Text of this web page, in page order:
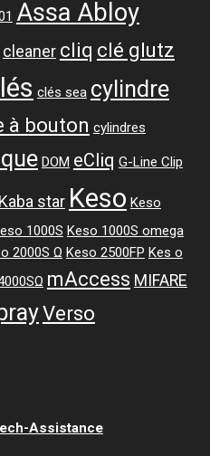
Assa Abloy
cleaner cliq clé glutz
clés sea cylindre
à bouton cylindres
DOM eCliq G-Line Clip
Kaba star Keso Keso
1000S Keso 1000S omega
2000S Ω Keso 2500FP Kes o
mAccess MIFARE
Verso
Assistance